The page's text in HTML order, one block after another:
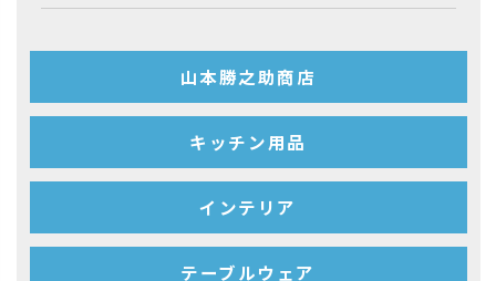
山本勝之助商店
キッチン用品
インテリア
テーブルウェア